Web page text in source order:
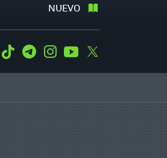
NUEVO
WhatsApp
Tiktok TelegramInstagramYoutube